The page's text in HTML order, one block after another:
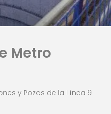
Metro
y Pozos de la Línea 9